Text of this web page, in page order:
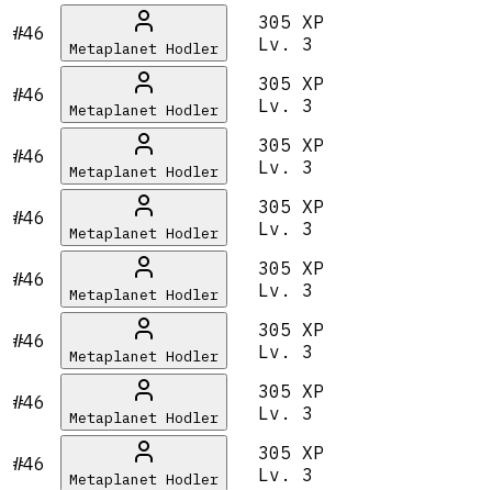
#46
Metaplanet Hodler
305 XP
Lv. 3
#46
Metaplanet Hodler
305 XP
Lv. 3
#46
Metaplanet Hodler
305 XP
Lv. 3
#46
Metaplanet Hodler
305 XP
Lv. 3
#46
Metaplanet Hodler
305 XP
Lv. 3
#46
Metaplanet Hodler
305 XP
Lv. 3
#46
Metaplanet Hodler
305 XP
Lv. 3
#46
Metaplanet Hodler
305 XP
Lv. 3